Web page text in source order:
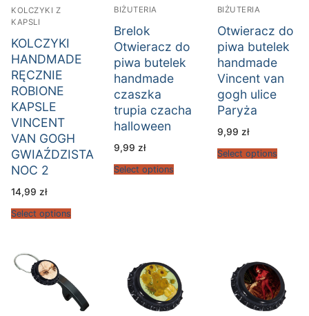
KOLCZYKI Z
KAPSLI
KOLCZYKI
HANDMADE
RĘCZNIE
ROBIONE
KAPSLE
VINCENT
VAN GOGH
GWIAŹDZISTA
NOC 2
14,99 zł
Select options
BIŻUTERIA
Brelok
Otwieracz do
piwa butelek
handmade
czaszka
trupia czacha
halloween
9,99 zł
Select options
BIŻUTERIA
Otwieracz do
piwa butelek
handmade
Vincent van
gogh ulice
Paryża
9,99 zł
Select options